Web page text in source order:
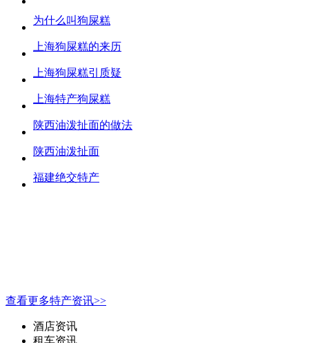
为什么叫狗屎糕
上海狗屎糕的来历
上海狗屎糕引质疑
上海特产狗屎糕
陕西油泼扯面的做法
陕西油泼扯面
福建绝交特产
查看更多特产资讯>>
酒店资讯
租车资讯